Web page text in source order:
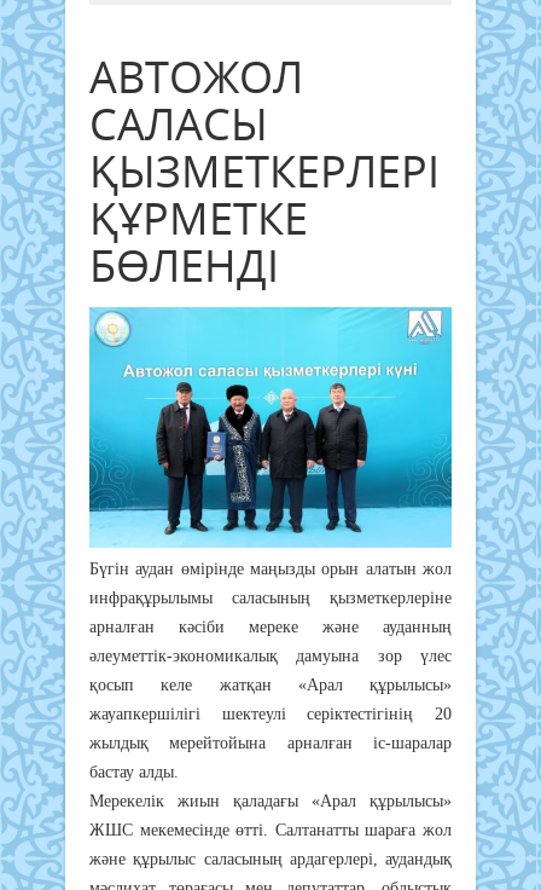
АВТОЖОЛ
САЛАСЫ
ҚЫЗМЕТКЕРЛЕРІ
ҚҰРМЕТКЕ
БӨЛЕНДІ
Бүгін аудан өмірінде маңызды орын алатын жол
инфрақұрылымы саласының қызметкерлеріне
арналған кәсіби мереке және ауданның
әлеуметтік-экономикалық дамуына зор үлес
қосып келе жатқан «Арал құрылысы»
жауапкершілігі шектеулі серіктестігінің 20
жылдық мерейтойына арналған іс-шаралар
бастау алды.
Мерекелік жиын қаладағы «Арал құрылысы»
ЖШС мекемесінде өтті. Салтанатты шараға жол
және құрылыс саласының ардагерлері, аудандық